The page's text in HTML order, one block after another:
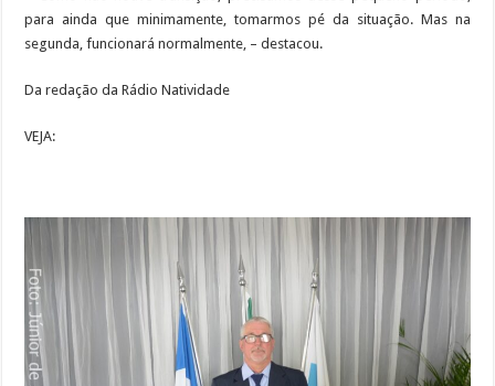
para ainda que minimamente, tomarmos pé da situação. Mas na
segunda, funcionará normalmente, – destacou.
Da redação da Rádio Natividade
VEJA: